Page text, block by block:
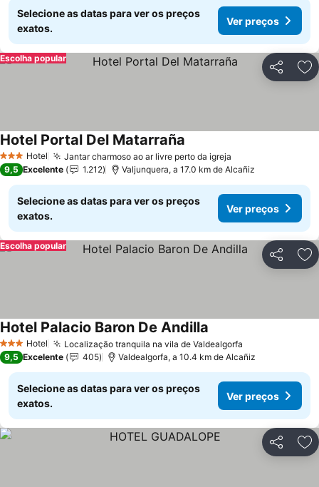
Selecione as datas para ver os preços
exatos.
Ver preços
Partilhar
Escolha popular
3 EstrelasHotel Jantar charmoso ao ar livre perto da igreja
Hotel Portal Del Matarraña
9,5 Excelente 1.212 Valjunquera, a 17.0 km de Alcañiz
Selecione as datas para ver os preços
exatos.
Ver preços
Partilhar
Escolha popular
3 EstrelasHotel Localização tranquila na vila de Valdealgorfa
Hotel Palacio Baron De Andilla
9,5 Excelente 405 Valdealgorfa, a 10.4 km de Alcañiz
Selecione as datas para ver os preços
exatos.
Ver preços
Partilhar